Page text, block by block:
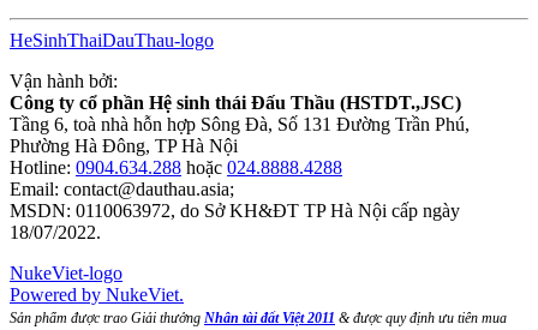
HeSinhThaiDauThau-logo
Vận hành bởi:
Công ty cổ phần Hệ sinh thái Đấu Thầu (HSTDT.,JSC)
Tầng 6, toà nhà hỗn hợp Sông Đà, Số 131 Đường Trần Phú,
Phường Hà Đông, TP Hà Nội
Hotline: 0904.634.288 hoặc 024.8888.4288
Email: contact@dauthau.asia;
MSDN: 0110063972, do Sở KH&ĐT TP Hà Nội cấp ngày
18/07/2022.
NukeViet-logo
Powered by NukeViet.
Sản phẩm được trao Giải thưởng Nhân tài đất Việt 2011 & được quy định ưu tiên mua